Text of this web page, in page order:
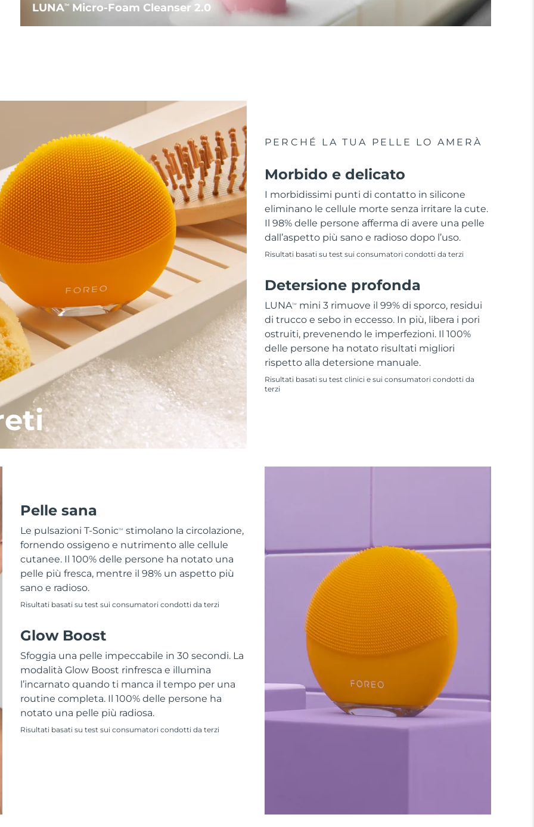
LUNATMMicro-Foam Cleanser 2.0
PERCHÉ LA TUA PELLE LO AMERÀ
Morbido e delicato
I morbidissimi punti di contatto in silicone
eliminano le cellule morte senza irritare la cute.
Il 98% delle persone afferma di avere una pelle
dall’aspetto più sano e radioso dopo l’uso.
Risultati basati su test sui consumatori condotti da terzi
Detersione profonda
LUNATM
mini 3 rimuove il 99% di sporco, residui
di trucco e sebo in eccesso. In più, libera i pori
ostruiti, prevenendo le imperfezioni. Il 100%
delle persone ha notato risultati migliori
rispetto alla detersione manuale.
Risultati basati su test clinici e sui consumatori condotti da
terzi
Pelle sana
Le pulsazioni T-SonicTM
stimolano la circolazione,
fornendo ossigeno e nutrimento alle cellule
cutanee. Il 100% delle persone ha notato una
pelle più fresca, mentre il 98% un aspetto più
sano e radioso.
Risultati basati su test sui consumatori condotti da terzi
Glow Boost
Sfoggia una pelle impeccabile in 30 secondi. La
modalità Glow Boost rinfresca e illumina
l’incarnato quando ti manca il tempo per una
routine completa. Il 100% delle persone ha
notato una pelle più radiosa.
Risultati basati su test sui consumatori condotti da terzi